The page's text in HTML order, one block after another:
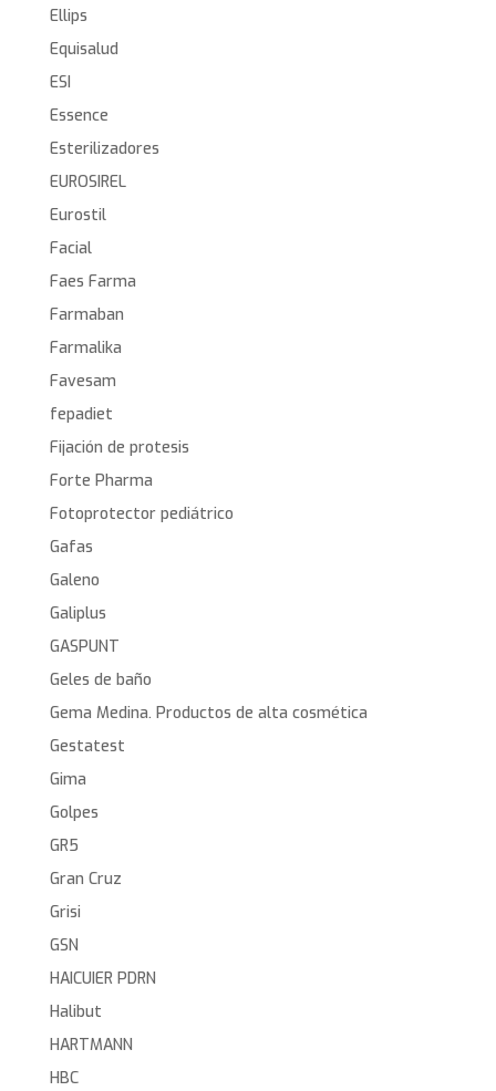
Ellips
Equisalud
ESI
Essence
Esterilizadores
EUROSIREL
Eurostil
Facial
Faes Farma
Farmaban
Farmalika
Favesam
fepadiet
Fijación de protesis
Forte Pharma
Fotoprotector pediátrico
Gafas
Galeno
Galiplus
GASPUNT
Geles de baño
Gema Medina. Productos de alta cosmética
Gestatest
Gima
Golpes
GR5
Gran Cruz
Grisi
GSN
HAICUIER PDRN
Halibut
HARTMANN
HBC